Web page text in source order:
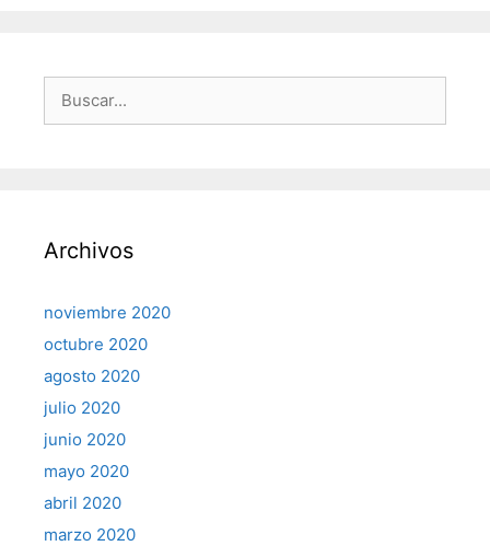
Archivos
noviembre 2020
octubre 2020
agosto 2020
julio 2020
junio 2020
mayo 2020
abril 2020
marzo 2020